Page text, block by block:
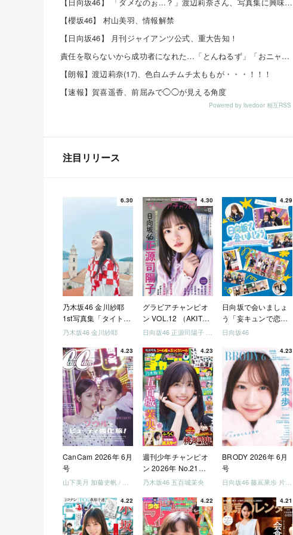
【日向坂46】 「ダメなのぉ...？」渡辺莉奈さん、写真集に興味津々
【櫻坂46】 村山美羽、情報解禁
【日向坂46】 月刊ジャイアンツ公式、重大告知！
責任を取らないから成功者になれた…「とんねるず」「おニャン子」「AKB」とヒットを出し続けた秋元康の哲学！！！
【朗報】渡辺莉奈(17)、色白ムチムチ太ももが・・・！！！
【速報】賀喜遥香、前屈みで◯◯が見える角度
Powered by livedoor 相互RSS
注目リリース
6.30
乃木坂46 金川紗耶
1st写真集「タイトル
未定」
乃木坂46 金川紗耶
4.30
グラビアチャンピオ
ン VOL.12 （AKITA
DXシリーズ）
4.29
日向坂で会いましょ
う「妄キュンで恋し
ちゃいましょう」
めましょう」「ご褒
美でロケしましょ
う」「フレンドリー
になりましょう」
「笑って卒業を祝い
ましょう」 [Blu-ray]
日向坂46
4.23
CanCam 2026年 6月
号
4.23
週刊少年チャンピオ
ン 2026年 No.21・
22 合併号
乃木坂46 五百城茉央
4.23
BRODY 2026年 6月
号
4.22 4.22 4.21